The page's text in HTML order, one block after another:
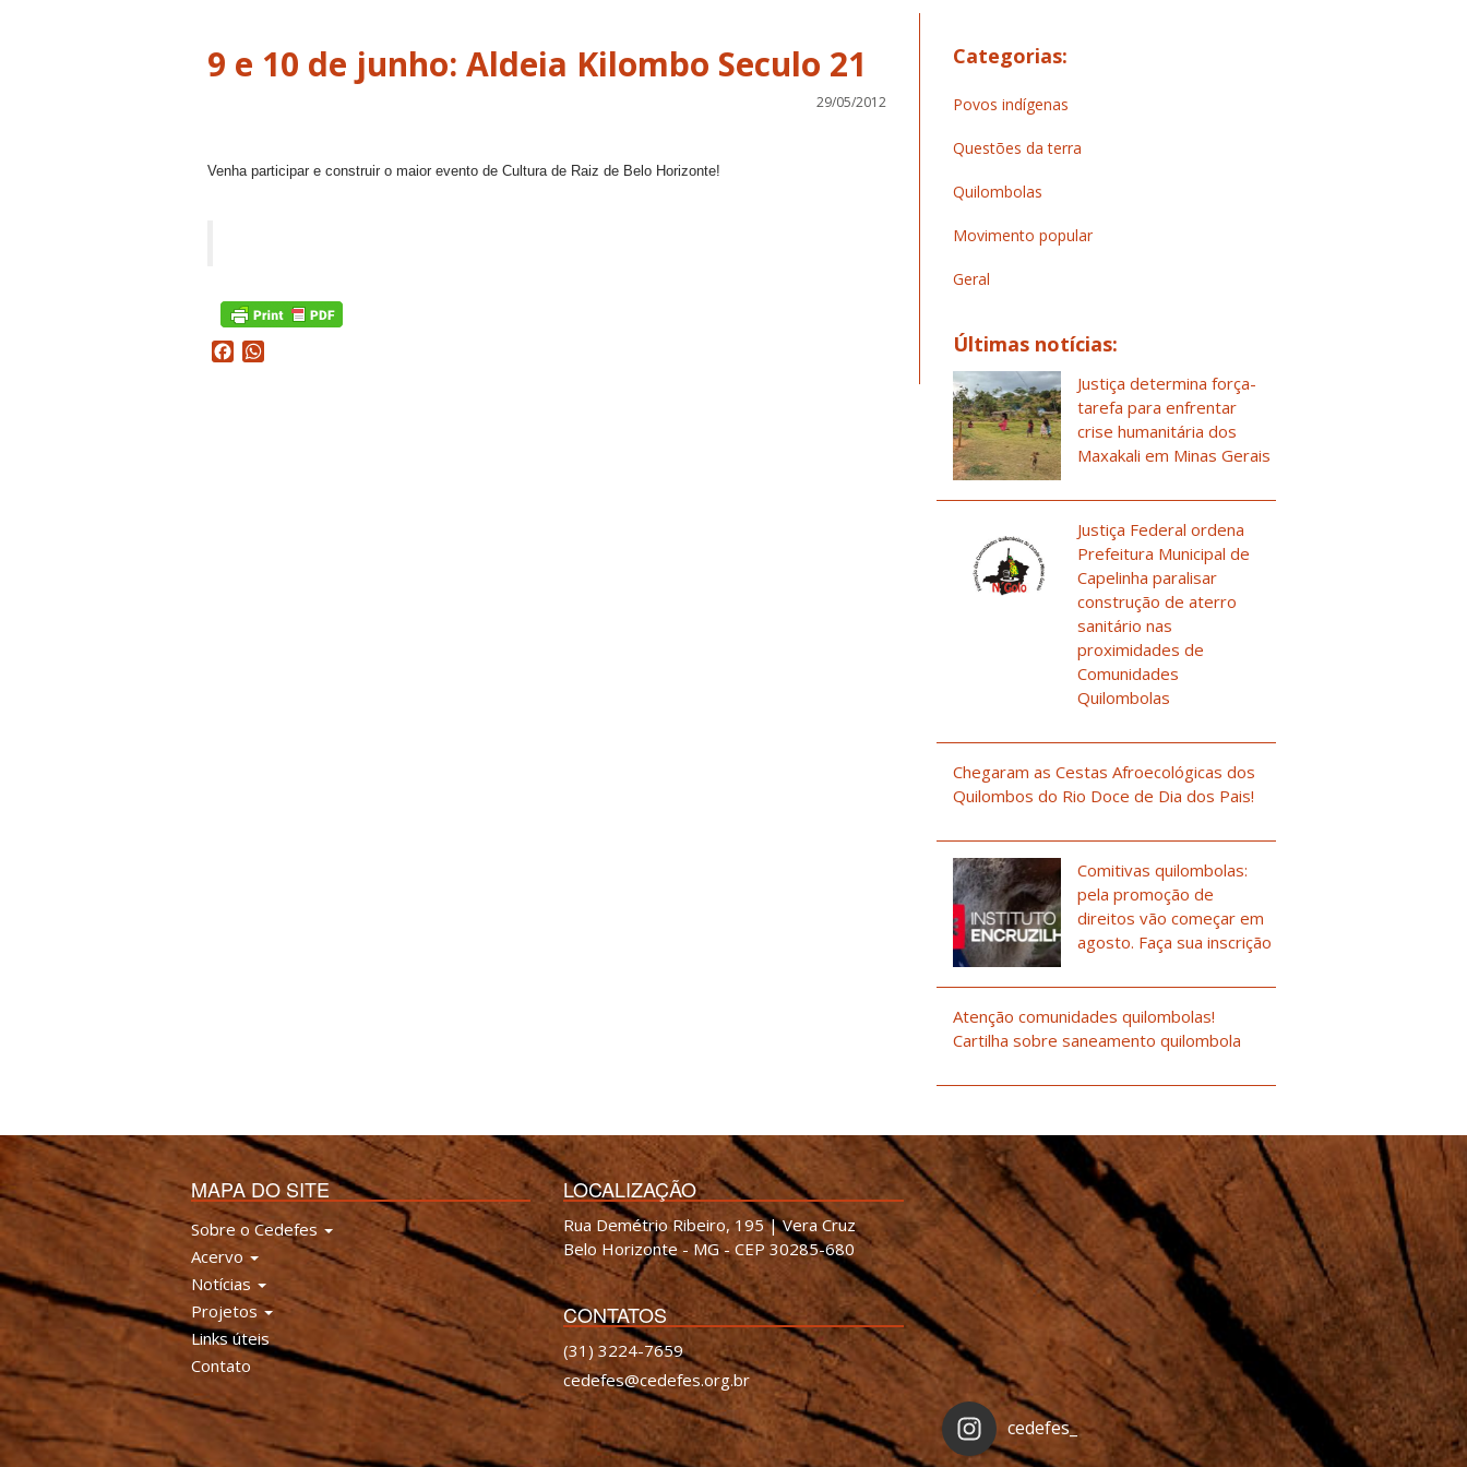
29/05/2012
Venha participar e construir o maior evento de Cultura de Raiz de Belo Horizonte!
Facebook
Categorias:
Povos indígenas
Questões da terra
Quilombolas
Movimento popular
Geral
Últimas notícias:
Justiça determina força-
tarefa para enfrentar
crise humanitária dos
Maxakali em Minas Gerais
Justiça Federal ordena
Prefeitura Municipal de
Capelinha paralisar
construção de aterro
sanitário nas
proximidades de
Comunidades
Quilombolas
Chegaram as Cestas Afroecológicas dos
Quilombos do Rio Doce de Dia dos Pais!
Comitivas quilombolas:
pela promoção de
direitos vão começar em
agosto. Faça sua inscrição
Atenção comunidades quilombolas!
Cartilha sobre saneamento quilombola
MAPA DO SITE
Sobre o Cedefes
Acervo
Notícias
Projetos
Links úteis
Contato
LOCALIZAÇÃO
Rua Demétrio Ribeiro, 195 | Vera Cruz
Belo Horizonte - MG - CEP 30285-680
CONTATOS
(31) 3224-7659
cedefes@cedefes.org.br
cedefes_